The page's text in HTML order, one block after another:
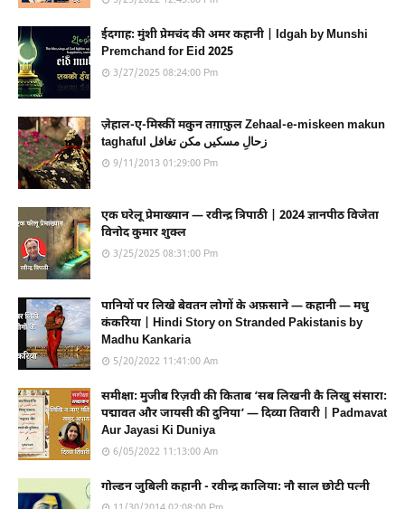
ईदगाह: मुंशी प्रेमचंद की अमर कहानी | Idgah by Munshi
Premchand for Eid 2025
3/27/2025 08:24:00 Pm
ज़ेहाल-ए-मिस्कीं मकुन तग़ाफ़ुल Zehaal-e-miskeen makun
taghaful زحالِ مسکیں مکن تغافل
9/11/2013 01:29:00 Pm
एक घरेलू प्रेमाख्यान — रवीन्द्र त्रिपाठी | 2024 ज्ञानपीठ विजेता
विनोद कुमार शुक्ल
3/25/2025 08:31:00 Pm
पानियों पर लिखे बेवतन लोगों के अफ़साने — कहानी — मधु
कंकरिया | Hindi Story on Stranded Pakistanis by
Madhu Kankaria
5/20/2022 11:41:00 Am
समीक्षा: मुजीब रिज़वी की किताब ‘सब लिखनी कै लिखु संसारा:
पद्मावत और जायसी की दुनिया’ — दिव्या तिवारी | Padmavat
Aur Jayasi Ki Duniya
6/05/2022 11:13:00 Am
गोल्डन जुबिली कहानी - रवीन्द्र कालिया: नौ साल छोटी पत्नी